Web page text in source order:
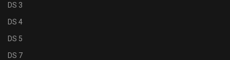
DS 3
DS 4
DS 5
DS 7